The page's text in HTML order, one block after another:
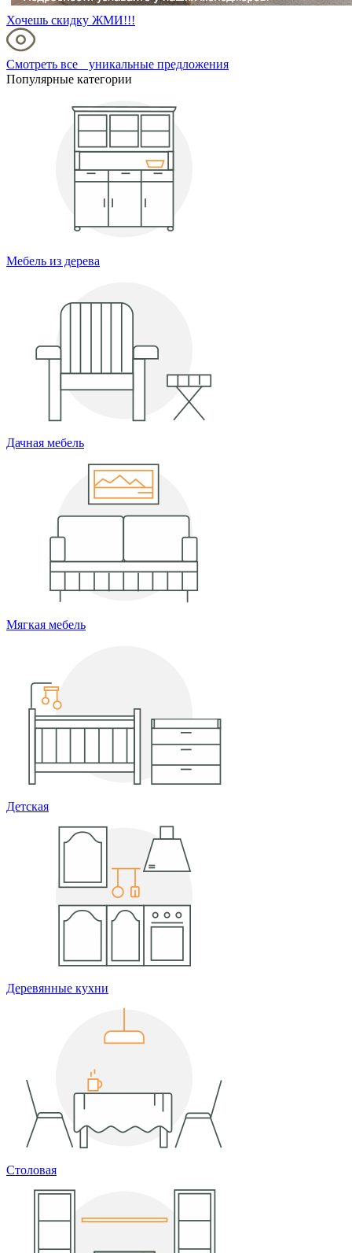
Хочешь скидку ЖМИ!!!
Смотреть все уникальные предложения
Популярные категории
Мебель из дерева
Дачная мебель
Мягкая мебель
Детская
Деревянные кухни
Столовая